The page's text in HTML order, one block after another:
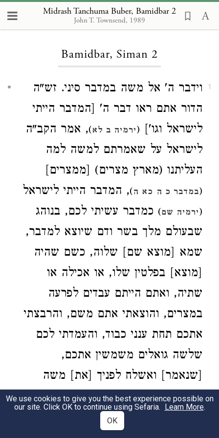
Midrash Tanchuma Buber, Bamidbar 2
John T. Townsend, 1989
Loading...
Bamidbar, Siman 2
1
וידבר ה' אל משה במדבר סיני. זש"ה
הדור אתם ראו דבר ה' [המדבר הייתי
לישראל וגו'] (ירמיה ב לא), אמר הקב"ה
לישראל על שאמרתם למשה למה
העליתנו (מארץ מצרים) [ממצרים]
(במדבר כ ה כא ה), המדבר הייתי לישראל
(ירמיה שם) כמדבר עשיתי לכם, בנוהג
שבעולם מלך בשר ודם שיוצא למדבר,
שמא [מוצא שם] שלוה, כשם שהיה
[מוצא] בפלטין שלו, או אכילה או
שתיה, ואתם הייתם עבדים לפרעה
במצרים, והוצאתי אתם משם, והרבצתי
אתכם תחת ענני כבוד, והעמדתי לכם
שלשה גואלים משמשין אתכם,
[שנאמר] ואשלח לפניך [את] משה
אהרן ומרים(מיכה ו ד), [בזכות משה
הייתם אוכלים את המן שלא ראו האבות
We use cookies to give you the best experience possible on
our site. Click OK to continue using Sefaria. Learn More.
OK